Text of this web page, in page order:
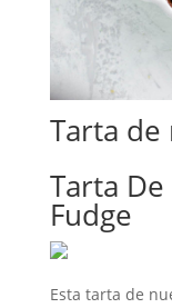
Tarta de
Tarta
Fudge
Esta tarta de